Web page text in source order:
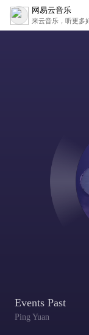
网易云音乐
来云音乐，听更多
Events Past
Ping Yuan